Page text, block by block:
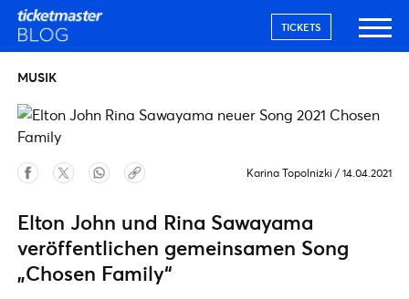
TICKETS
MUSIK
Karina Topolnizki / 14.04.2021
Elton John und Rina Sawayama
veröffentlichen gemeinsamen Song
„Chosen Family“